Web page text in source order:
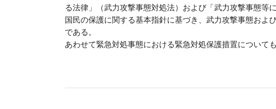
る法律」（武力攻撃事態対処法）および「武力攻撃事態等
国民の保護に関する基本指針に基づき、武力攻撃事態お
である。
あわせて緊急対処事態における緊急対処保護措置についても